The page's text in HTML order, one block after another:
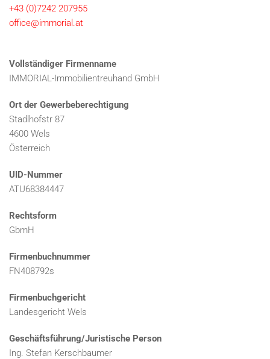
+43 (0)7242 207955
office@immorial.at
Vollständiger Firmenname
IMMORIAL-Immobilientreuhand GmbH
Ort der Gewerbeberechtigung
Stadlhofstr 87
4600 Wels
Österreich
UID-Nummer
ATU68384447
Rechtsform
GbmH
Firmenbuchnummer
FN408792s
Firmenbuchgericht
Landesgericht Wels
Geschäftsführung/Juristische Person
Ing. Stefan Kerschbaumer